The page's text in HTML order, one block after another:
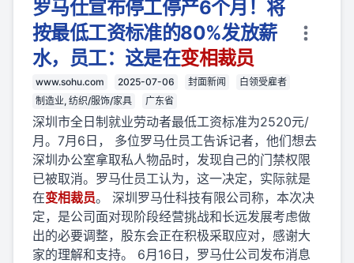
罗马仕宣布停工停产6个月！将
按最低工资标准的80%发放薪
水，员工：这是在变相裁员
www.sohu.com 2025-07-06 封面新闻
白领受雇者
制造业, 纺织/服饰/家具
广东省
深圳市全日制就业劳动者最低工资标准为2520元/
月。7月6日， 多位罗马仕员工告诉记者，他们想去
深圳办公室拿取私人物品时，发现自己的门禁权限
已被取消。罗马仕员工认为，这一决定，实际就是
在变相裁员。 深圳罗马仕科技有限公司称，本次决
定，是公司面对现阶段经营挑战和长远发展考虑做
出的必要调整，股东会正在积极采取应对，感谢大
家的理解和支持。 6月16日，罗马仕公司发布消息